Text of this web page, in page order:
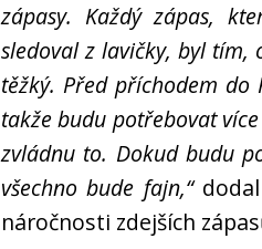
zápasy. Každý zápas,
sledoval z lavičky, byl tím,
těžký. Před příchodem
takže budu potřebovat
zvládnu to. Dokud budu
všechno bude fajn,“
náročnosti zdejších